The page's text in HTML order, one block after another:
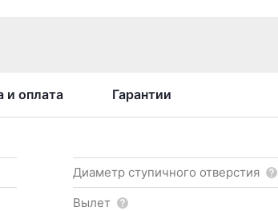
и оплата Гарантии
Диаметр ступичного отверстия
Вылет